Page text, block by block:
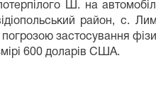
Ш. на
район, с.
застосування
600 доларів США.